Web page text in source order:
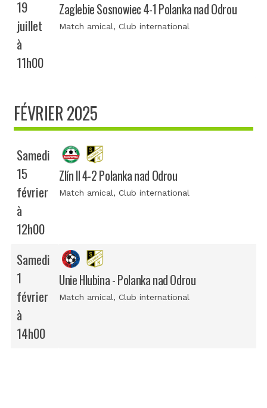
19
juillet
à
11h00
Zaglebie Sosnowiec 4-1 Polanka nad Odrou
Match amical, Club international
FÉVRIER 2025
Samedi
15
février
à
12h00
Zlín II 4-2 Polanka nad Odrou
Match amical, Club international
Samedi
1
février
à
14h00
Unie Hlubina - Polanka nad Odrou
Match amical, Club international